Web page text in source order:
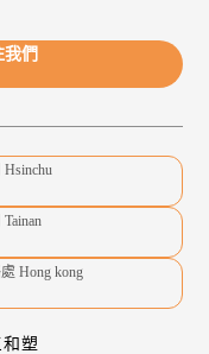
我們
Hong kong
塑